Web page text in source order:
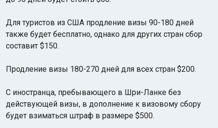
Для туристов из США продление визы 90-180 дней
также будет бесплатно, однако для других стран сбор
составит $150.
Продление визы 180-270 дней для всех стран $200.
С иностранца, пребывающего в Шри-Ланке без
действующей визы, в дополнение к визовому сбору
будет взиматься штраф в размере $500.